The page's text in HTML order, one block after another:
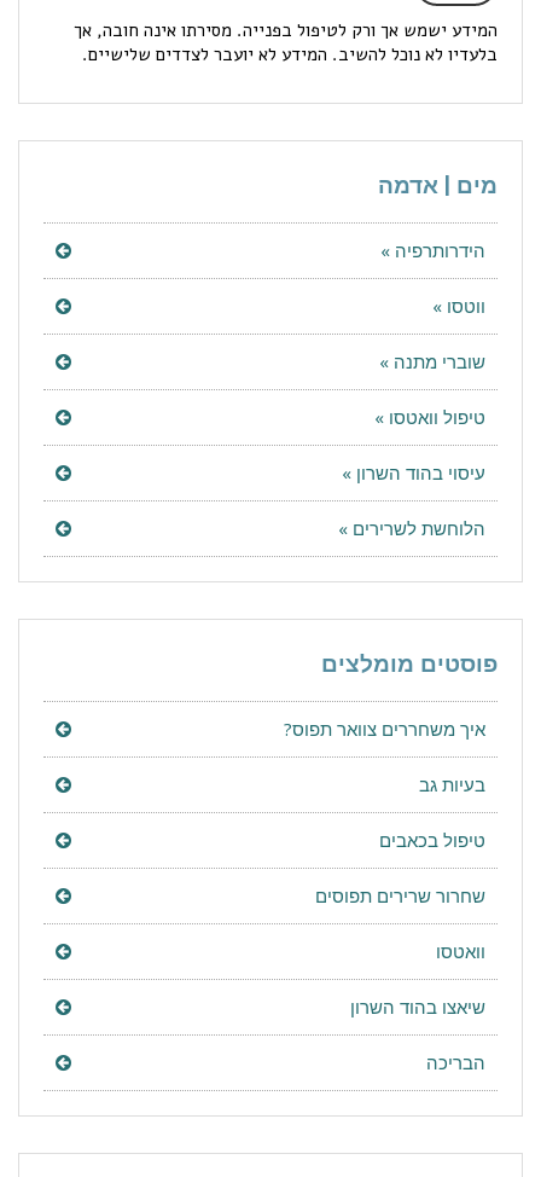
המידע ישמש אך ורק לטיפול בפנייה. מסירתו אינה חובה, אך
בלעדיו לא נוכל להשיב. המידע לא יועבר לצדדים שלישיים.
מים | אדמה
הידרותרפיה »
ווטסו »
שוברי מתנה »
טיפול וואטסו »
עיסוי בהוד השרון »
הלוחשת לשרירים »
פוסטים מומלצים
איך משחררים צוואר תפוס?
בעיות גב
טיפול בכאבים
שחרור שרירים תפוסים
וואטסו
שיאצו בהוד השרון
הבריכה